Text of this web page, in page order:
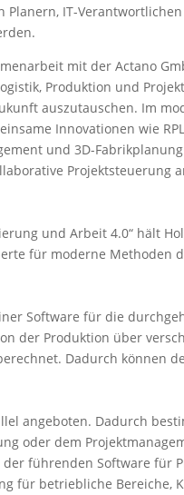
Planern, IT-
mit der Actano
Produktion und
auszutauschen. Im
Innovationen wie
und 3D-
Projektsteuerung
und Arbeit 4.0“ hält
für moderne Methoden
Software für die
der Produktion über
Dadurch können
angeboten. Dadurch
oder dem
führenden Software für
für betriebliche Bereiche,